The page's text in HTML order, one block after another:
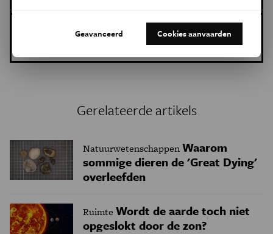
Dit is een artikel van:
Gerelateerde artikels
NatuurwetenschappenWaarom
sommige dieren de 'Great Dying'
overleefden
Ruimte Wordt de aarde toch niet
opgeslokt door de zon?
Geavanceerd Cookies aanvaarden